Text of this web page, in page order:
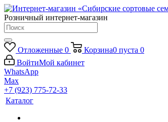
Розничный интернет-магазин
Отложенные 0 Корзина0 пуста 0
ВойтиМой кабинет
WhatsApp
Max
+7 (923) 775-72-33
Каталог